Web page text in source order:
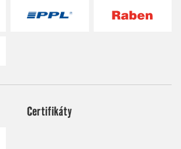
Certifikáty